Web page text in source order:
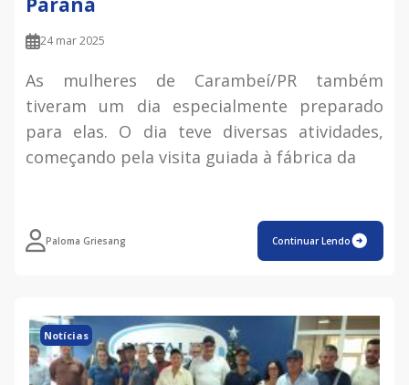
24 mar 2025
As mulheres de Carambeí/PR também
tiveram um dia especialmente preparado
para elas. O dia teve diversas atividades,
começando pela visita guiada à fábrica da
Paloma Griesang Continuar Lendo
Notícias